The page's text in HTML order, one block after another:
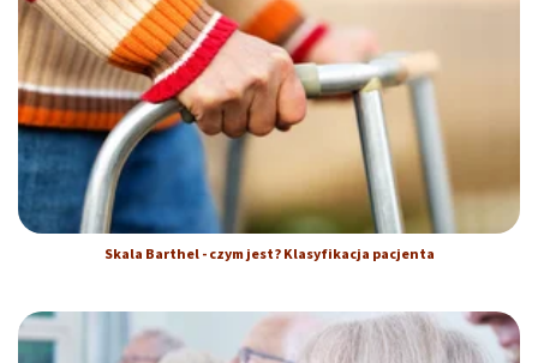
Skala Barthel - czym jest? Klasyfikacja pacjenta